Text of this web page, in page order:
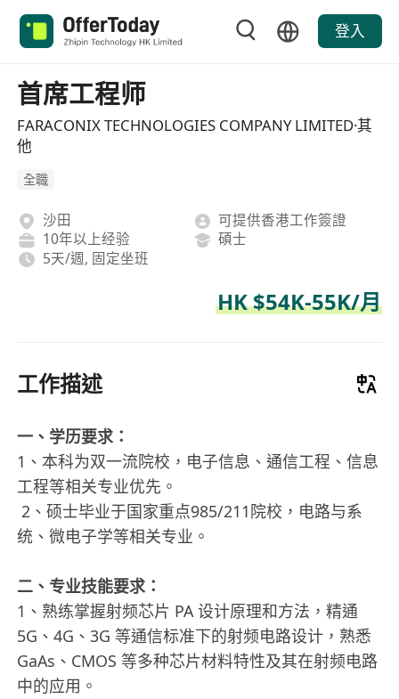
登入
首席工程师
FARACONIX TECHNOLOGIES COMPANY LIMITED·其
他
全職
沙田
可提供香港工作簽證
10年以上经验
碩士
5天/週, 固定坐班
HK $54K-55K/月
工作描述
一、学历要求：
1、本科为双一流院校，电子信息、通信工程、信息
工程等相关专业优先。
2、硕士毕业于国家重点985/211院校，电路与系
统、微电子学等相关专业。
二、专业技能要求：
1、熟练掌握射频芯片 PA 设计原理和方法，精通
5G、4G、3G 等通信标准下的射频电路设计，熟悉
GaAs、CMOS 等多种芯片材料特性及其在射频电路
中的应用。